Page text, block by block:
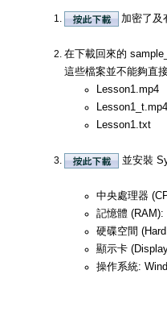
加密了及
在下載回來的
這些檔案並不能夠直
Lesson1.mp4
Lesson1_t.mp4
Lesson1.txt
並安裝
中央處理器
記憶體
硬碟空間
顯示卡
操作系統: